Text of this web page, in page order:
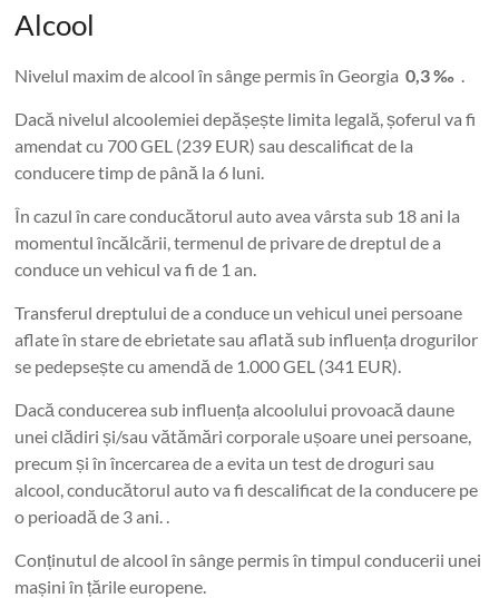
Alcool
Nivelul maxim de alcool în sânge permis în Georgia0,3 ‰
Dacă nivelul alcoolemiei depășește limita legală, șoferul va fi
amendat cu 700 GEL (239 EUR) sau descalificat de la
conducere timp de până la 6 luni.
În cazul în care conducătorul auto avea vârsta sub 18 ani la
momentul încălcării, termenul de privare de dreptul de a
conduce un vehicul va fi de 1 an.
Transferul dreptului de a conduce un vehicul unei persoane
aflate în stare de ebrietate sau aflată sub influența drogurilor
se pedepsește cu amendă de 1.000 GEL (341 EUR).
Dacă conducerea sub influența alcoolului provoacă daune
unei clădiri și/sau vătămări corporale ușoare unei persoane,
precum și în încercarea de a evita un test de droguri sau
alcool, conducătorul auto va fi descalificat de la conducere pe
o perioadă de 3 ani. .
Conținutul de alcool în sânge permis în timpul conducerii unei
mașini în țările europene.